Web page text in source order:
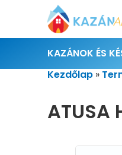
KAZÁNOK ÉS
Kezdőlap »
ATUSA